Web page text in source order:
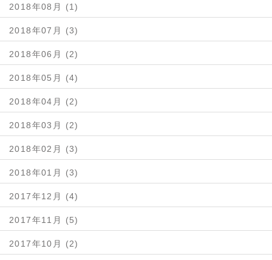
2018年08月 (1)
2018年07月 (3)
2018年06月 (2)
2018年05月 (4)
2018年04月 (2)
2018年03月 (2)
2018年02月 (3)
2018年01月 (3)
2017年12月 (4)
2017年11月 (5)
2017年10月 (2)